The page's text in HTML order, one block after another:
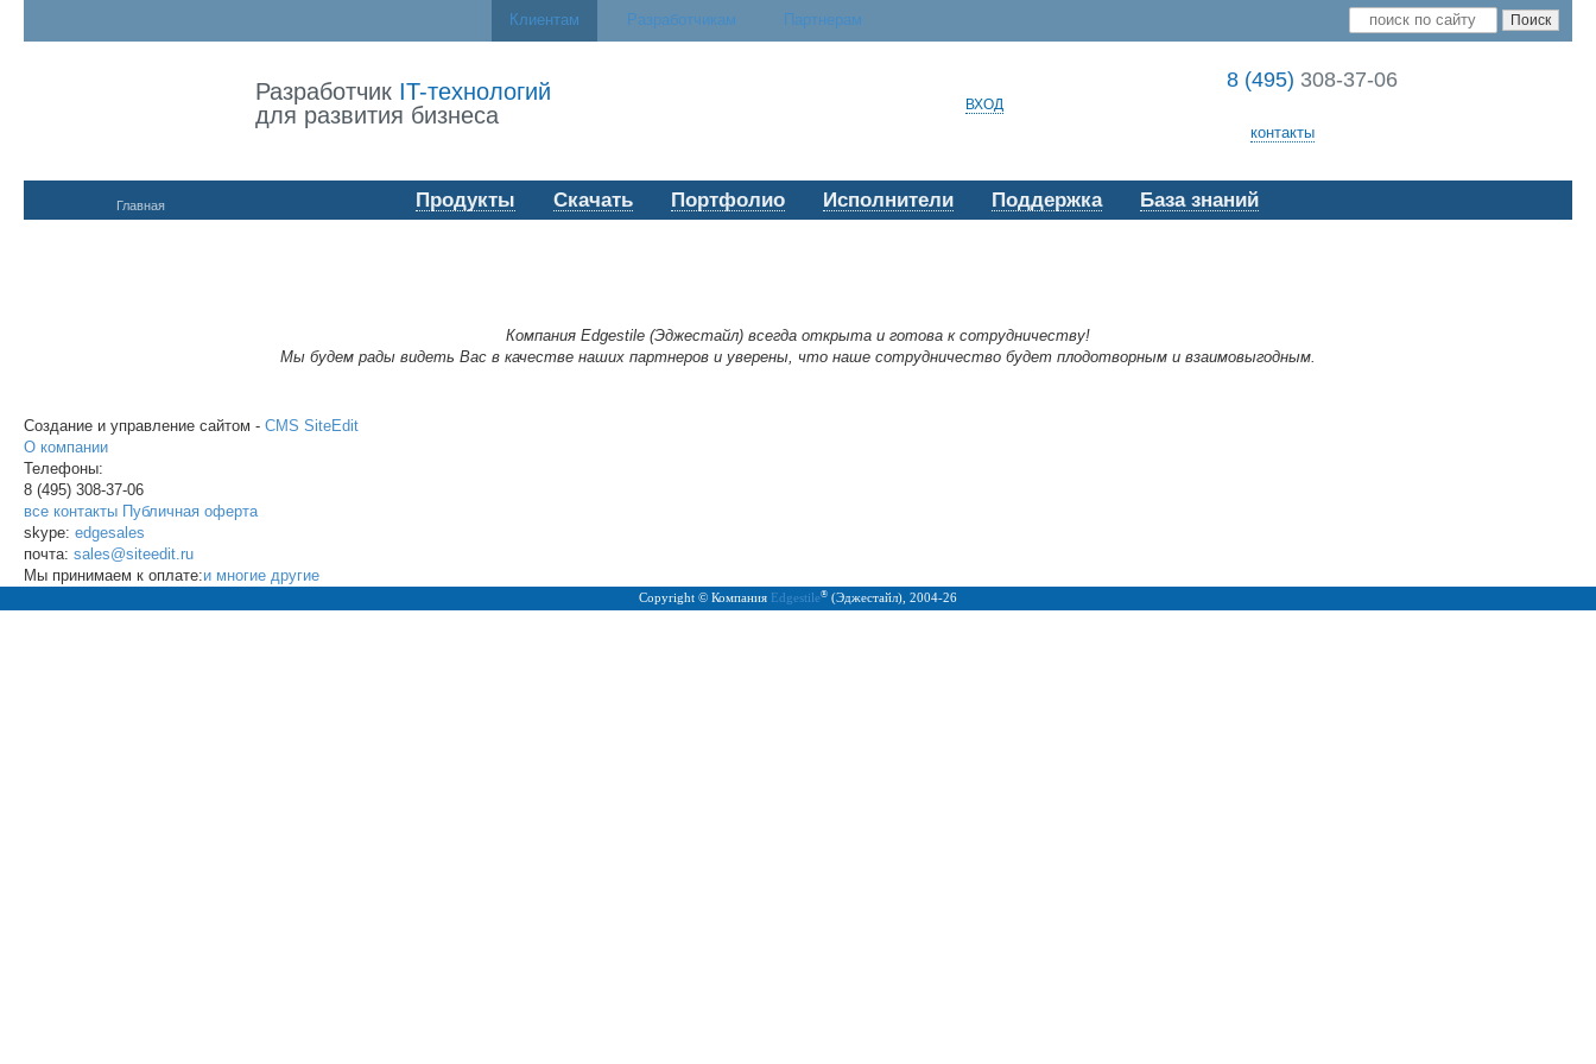
Клиентам Разработчикам Партнерам
Разработчик IT-технологий
для развития бизнеса
ВХОД
8 (495) 308-37-06
контакты
Главная Продукты Скачать Портфолио Исполнители Поддержка База знаний
Компания Edgestile (Эджестайл) всегда открыта и готова к сотрудничеству!
Мы будем рады видеть Вас в качестве наших партнеров и уверены, что наше сотрудничество будет плодотворным и взаимовыгодным.
Создание и управление сайтом - CMS SiteEdit
О компании
Телефоны:
8 (495) 308-37-06
все контакты Публичная оферта
skype: edgesales
почта: sales@siteedit.ru
Мы принимаем к оплате:и многие другие
Copyright © Компания Edgestile® (Эджестайл), 2004-26